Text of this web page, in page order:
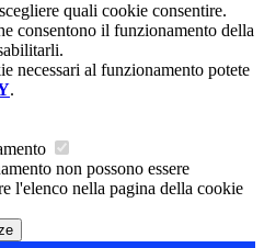
quali cookie consentire.
consentono il funzionamento della
necessari al funzionamento potete
.
non possono essere
l'elenco nella pagina della cookie